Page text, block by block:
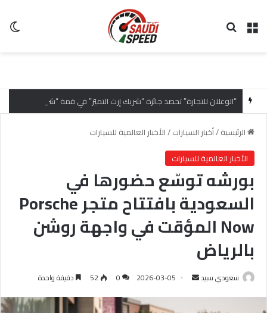
القائمة
الرئيسية/أخبار السيارات/الأخبار العالمية للسيارات
الأخبار العالمية للسيارات
بورشه توسّع حضورها في
السعودية بافتتاح متجر Porsche
Now المؤقت في واجهة روشن
بالرياض
سعودي سبيد 2026-03-05
0
52 دقيقة واحدة